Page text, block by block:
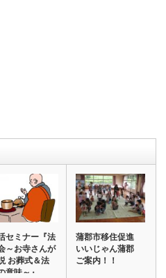
セミナー『法
～お寺さんが
お葬式＆法
意味～』
蒲郡市移住促進
いいじゃん蒲郡
ご案内！！